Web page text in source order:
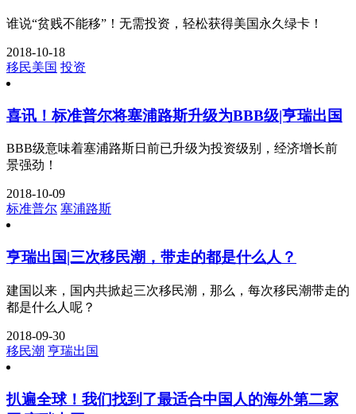
谁说“贫贱不能移”！无需投资，轻松获得美国永久绿卡！
2018-10-18
移民美国 投资
喜讯！标准普尔将塞浦路斯升级为BBB级|亨瑞出国
BBB级意味着塞浦路斯日前已升级为投资级别，经济增长前
景强劲！
2018-10-09
标准普尔 塞浦路斯
亨瑞出国|三次移民潮，带走的都是什么人？
建国以来，国内共掀起三次移民潮，那么，每次移民潮带走的
都是什么人呢？
2018-09-30
移民潮 亨瑞出国
扒遍全球！我们找到了最适合中国人的海外第二家